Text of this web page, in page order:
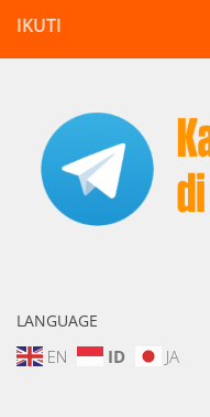
IKUTI
LANGUAGE
EN ID JA